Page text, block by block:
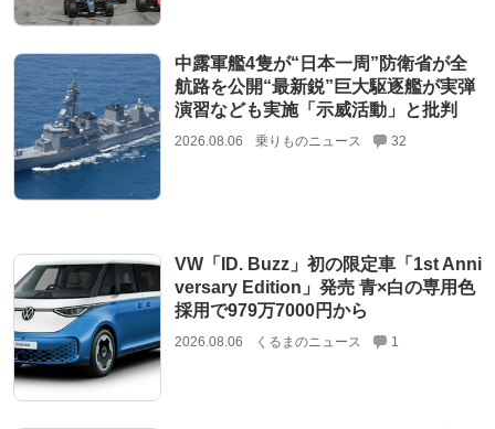
中露軍艦4隻が“日本一周”防衛省が全
航路を公開“最新鋭”巨大駆逐艦が実弾
演習なども実施「示威活動」と批判
2026.08.06 乗りものニュース 32
VW「ID. Buzz」初の限定車「1st Anni
versary Edition」発売 青×白の専用色
採用で979万7000円から
2026.08.06 くるまのニュース 1